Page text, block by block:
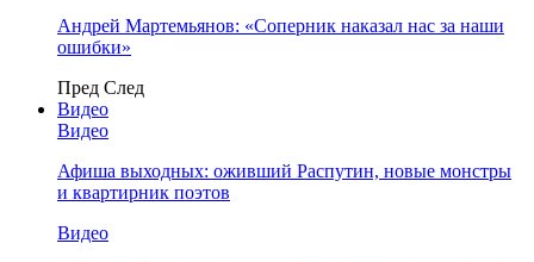
Андрей Мартемьянов: «Соперник наказал нас за наши
ошибки»
Пред След
Видео
Видео
Афиша выходных: оживший Распутин, новые монстры
и квартирник поэтов
Видео